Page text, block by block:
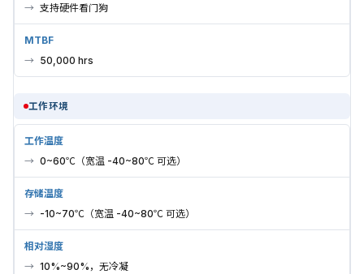
支持硬件看门狗
MTBF
50,000 hrs
工作环境
工作温度
0~60℃（宽温 -40~80℃ 可选）
存储温度
-10~70℃（宽温 -40~80℃ 可选）
相对湿度
10%~90%，无冷凝